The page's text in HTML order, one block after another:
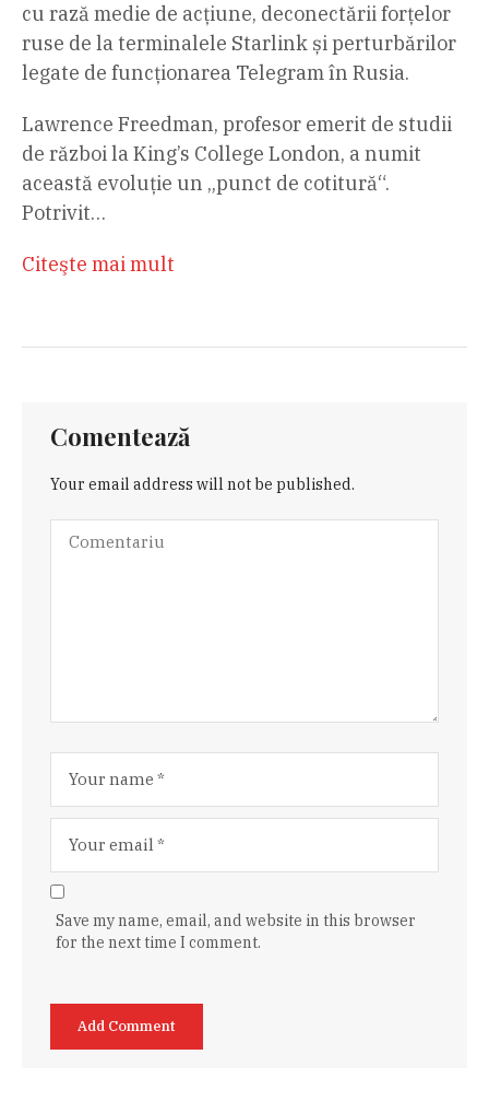
cu rază medie de acțiune, deconectării forțelor
ruse de la terminalele Starlink și perturbărilor
legate de funcționarea Telegram în Rusia.
Lawrence Freedman, profesor emerit de studii
de război la King’s College London, a numit
această evoluție un „punct de cotitură“.
Potrivit…
Citeşte mai mult
Comentează
Your email address will not be published.
Save my name, email, and website in this browser
for the next time I comment.